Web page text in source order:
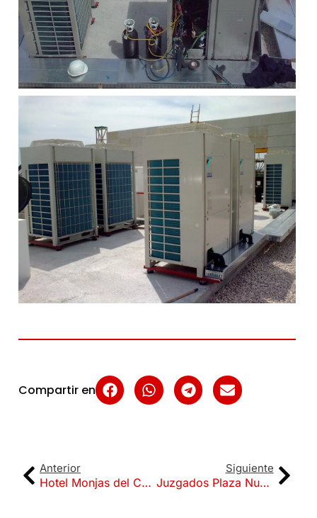
Compartir en
Anterior
Hotel Monjas del Carmen
Siguiente
Juzgados Plaza Nueva